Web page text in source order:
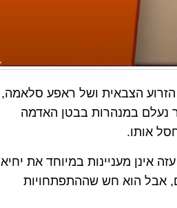
הצבאית ושל ראפע סלאמה,
נעלם במנהרות בבטן האדמה
אותו.
מעניינות במיוחד את יחיא
אבל הוא חש שההתפתחויות